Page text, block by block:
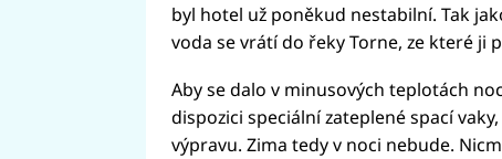
byl hotel už poněkud nestabilní. Tak
voda se vrátí do řeky Torne, ze které ji
Aby se dalo v minusových teplotách
dispozici speciální zateplené spací
výpravu. Zima tedy v noci nebude.